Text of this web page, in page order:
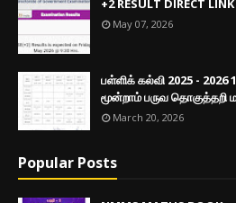
+2 RESULT DIRECT LINK
May 07, 2026
பள்ளிக் கல்வி 2025 - 2026
மூன்றாம் பருவ
March 20, 2026
Popular Posts